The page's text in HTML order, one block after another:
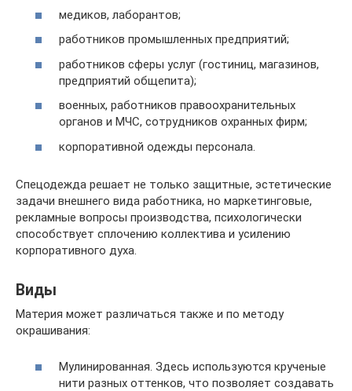
медиков, лаборантов;
работников промышленных предприятий;
работников сферы услуг (гостиниц, магазинов,
предприятий общепита);
военных, работников правоохранительных
органов и МЧС, сотрудников охранных фирм;
корпоративной одежды персонала.
Спецодежда решает не только защитные, эстетические
задачи внешнего вида работника, но маркетинговые,
рекламные вопросы производства, психологически
способствует сплочению коллектива и усилению
корпоративного духа.
Виды
Материя может различаться также и по методу
окрашивания:
Мулинированная. Здесь используются крученые
нити разных оттенков, что позволяет создавать